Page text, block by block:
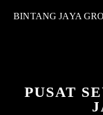
BINTANG JAYA
PUSAT